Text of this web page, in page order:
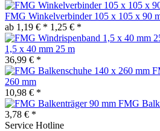
FMG Winkelverbinder 105 x 105 x 90
ab 1,19 € * 1,25 € *
1,5 x 40 mm 25 m
36,99 € *
260 mm
10,98 € *
FMG
3,78 € *
Service Hotline